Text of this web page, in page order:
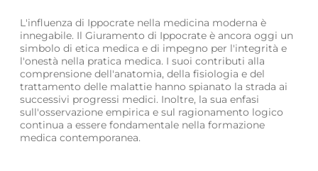
L'influenza di Ippocrate nella medicina moderna è
innegabile. Il Giuramento di Ippocrate è ancora oggi un
simbolo di etica medica e di impegno per l'integrità e
l'onestà nella pratica medica. I suoi contributi alla
comprensione dell'anatomia, della fisiologia e del
trattamento delle malattie hanno spianato la strada ai
successivi progressi medici. Inoltre, la sua enfasi
sull'osservazione empirica e sul ragionamento logico
continua a essere fondamentale nella formazione
medica contemporanea.